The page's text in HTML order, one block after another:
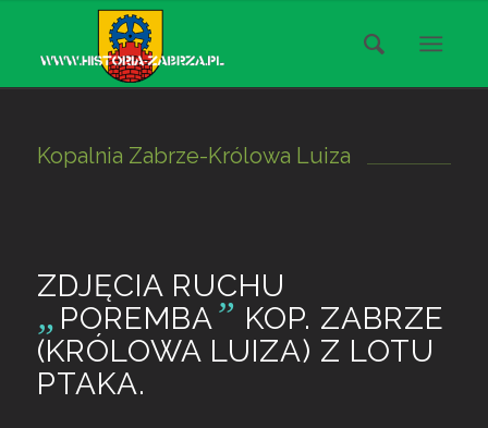
Kopalnia Zabrze-Królowa Luiza
ZDJĘCIA RUCHU
„ POREMBA” KOP. ZABRZE
(KRÓLOWA LUIZA) Z LOTU
PTAKA.